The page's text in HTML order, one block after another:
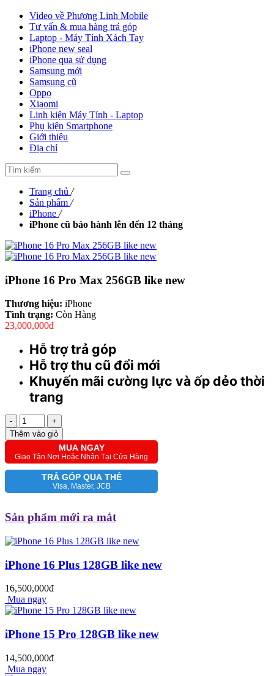
Video về Phương Linh Mobile
Tư vấn & mua hàng trả góp
Laptop - Máy Tính Xách Tay
iPhone new seal
iPhone qua sử dụng
Samsung mới
Samsung cũ
Oppo
Xiaomi
Linh kiện Máy Tính - Laptop
Phụ kiện Smartphone
Giới thiệu
Địa chỉ
Trang chủ /
Sản phẩm /
iPhone /
iPhone cũ bảo hành lên đến 12 tháng
iPhone 16 Pro Max 256GB like new
Thương hiệu: iPhone
Tình trạng: Còn Hàng
23,000,000đ
Hỗ trợ trả góp
Hỗ trợ thu cũ đổi mới
Khuyến mãi cường lực và ốp dẻo thời
trang
-
+
Thêm vào giỏ
MUA NGAY
Giao Tận Nơi Hoặc Nhận Tại Cửa Hàng
TRẢ GÓP QUA THẺ
Visa, Master, JCB
Sản phẩm mới ra mắt
iPhone 16 Plus 128GB like new
16,500,000đ
Mua ngay
iPhone 15 Pro 128GB like new
14,500,000đ
Mua ngay